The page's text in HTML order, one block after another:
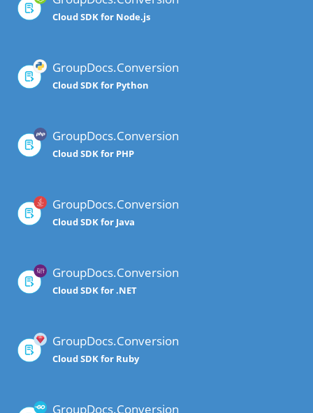
Cloud SDK for Node.js
GroupDocs.Conversion
Cloud SDK for Python
GroupDocs.Conversion
Cloud SDK for PHP
GroupDocs.Conversion
Cloud SDK for Java
GroupDocs.Conversion
Cloud SDK for .NET
GroupDocs.Conversion
Cloud SDK for Ruby
GroupDocs.Conversion